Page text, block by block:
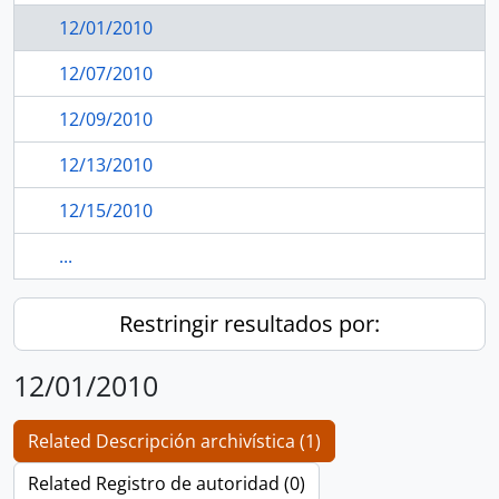
12/01/2010
12/07/2010
12/09/2010
12/13/2010
12/15/2010
...
Restringir resultados por:
12/01/2010
Related Descripción archivística (1)
Related Registro de autoridad (0)